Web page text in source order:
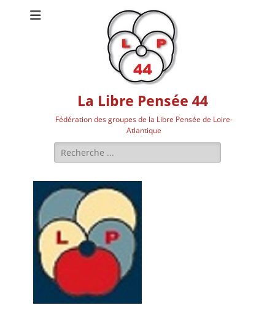
La Libre Pensée 44
Fédération des groupes de la Libre Pensée de Loire-
Atlantique
Rechercher :